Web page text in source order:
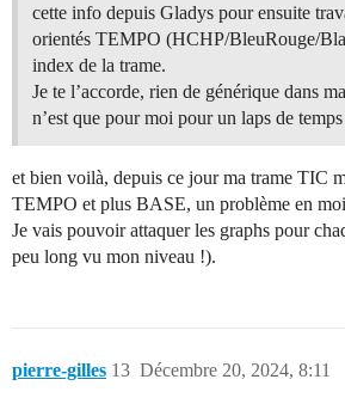
cette info depuis Gladys pour ensuite
orientés TEMPO (HCHP/BleuRouge/
index de la trame.
Je te l’accorde, rien de générique dans
n’est que pour moi pour un laps de
et bien voilà, depuis ce jour ma trame TIC
TEMPO et plus BASE, un problème en
Je vais pouvoir attaquer les graphs pour
peu long vu mon niveau !).
pierre-gilles Décembre 20, 2024, 8:11
13